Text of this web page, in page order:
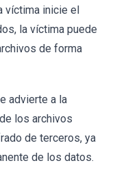
víctima inicie el
la víctima puede
de forma
advierte a la
los archivos
de terceros, ya
de los datos.